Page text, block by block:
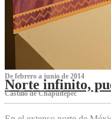
De febrero a junio de 2014
Norte infinito,
Castillo de Chapultepec